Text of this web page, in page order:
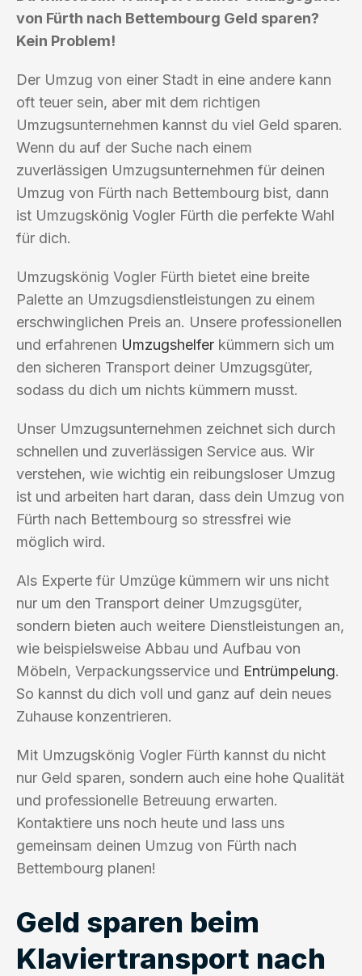
von Fürth nach Bettembourg Geld sparen?
Kein Problem!
Der Umzug von einer Stadt in eine andere kann
oft teuer sein, aber mit dem richtigen
Umzugsunternehmen kannst du viel Geld sparen.
Wenn du auf der Suche nach einem
zuverlässigen Umzugsunternehmen für deinen
Umzug von Fürth nach Bettembourg bist, dann
ist Umzugskönig Vogler Fürth die perfekte Wahl
für dich.
Umzugskönig Vogler Fürth bietet eine breite
Palette an Umzugsdienstleistungen zu einem
erschwinglichen Preis an. Unsere professionellen
und erfahrenen Umzugshelfer kümmern sich um
den sicheren Transport deiner Umzugsgüter,
sodass du dich um nichts kümmern musst.
Unser Umzugsunternehmen zeichnet sich durch
schnellen und zuverlässigen Service aus. Wir
verstehen, wie wichtig ein reibungsloser Umzug
ist und arbeiten hart daran, dass dein Umzug von
Fürth nach Bettembourg so stressfrei wie
möglich wird.
Als Experte für Umzüge kümmern wir uns nicht
nur um den Transport deiner Umzugsgüter,
sondern bieten auch weitere Dienstleistungen an,
wie beispielsweise Abbau und Aufbau von
Möbeln, Verpackungsservice und Entrümpelung.
So kannst du dich voll und ganz auf dein neues
Zuhause konzentrieren.
Mit Umzugskönig Vogler Fürth kannst du nicht
nur Geld sparen, sondern auch eine hohe Qualität
und professionelle Betreuung erwarten.
Kontaktiere uns noch heute und lass uns
gemeinsam deinen Umzug von Fürth nach
Bettembourg planen!
Geld sparen beim
Klaviertransport nach